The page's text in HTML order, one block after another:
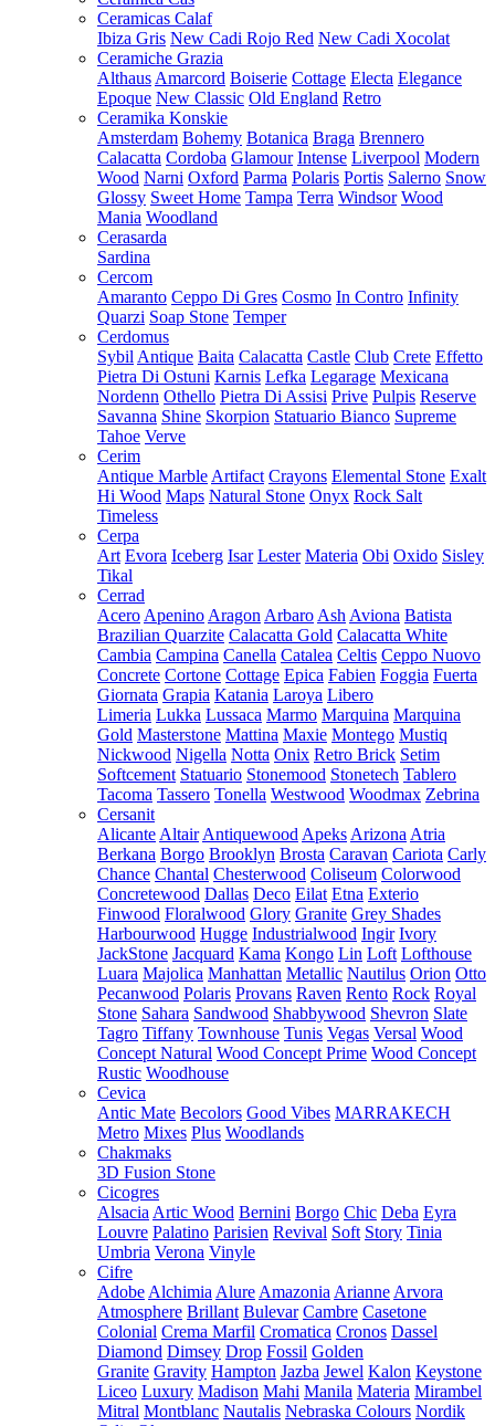
Ceramicas Calaf
Ibiza Gris New Cadi Rojo Red New Cadi Xocolat
Ceramiche Grazia
Althaus Amarcord Boiserie Cottage Electa Elegance
Epoque New Classic Old England Retro
Ceramika Konskie
Amsterdam Bohemy Botanica Braga Brennero
Calacatta Cordoba Glamour Intense Liverpool Modern
Wood Narni Oxford Parma Polaris Portis Salerno Snow
Glossy Sweet Home Tampa Terra Windsor Wood
Mania Woodland
Cerasarda
Sardina
Cercom
Amaranto Ceppo Di Gres Cosmo In Contro Infinity
Quarzi Soap Stone Temper
Cerdomus
Sybil Antique Baita Calacatta Castle Club Crete Effetto
Pietra Di Ostuni Karnis Lefka Legarage Mexicana
Nordenn Othello Pietra Di Assisi Prive Pulpis Reserve
Savanna Shine Skorpion Statuario Bianco Supreme
Tahoe Verve
Cerim
Antique Marble Artifact Crayons Elemental Stone Exalt
Hi Wood Maps Natural Stone Onyx Rock Salt
Timeless
Cerpa
Art Evora Iceberg Isar Lester Materia Obi Oxido Sisley
Tikal
Cerrad
Acero Apenino Aragon Arbaro Ash Aviona Batista
Brazilian Quarzite Calacatta Gold Calacatta White
Cambia Campina Canella Catalea Celtis Ceppo Nuovo
Concrete Cortone Cottage Epica Fabien Foggia Fuerta
Giornata Grapia Katania Laroya Libero
Limeria Lukka Lussaca Marmo Marquina Marquina
Gold Masterstone Mattina Maxie Montego Mustiq
Nickwood Nigella Notta Onix Retro Brick Setim
Softcement Statuario Stonemood Stonetech Tablero
Tacoma Tassero Tonella Westwood Woodmax Zebrina
Cersanit
Alicante Altair Antiquewood Apeks Arizona Atria
Berkana Borgo Brooklyn Brosta Caravan Cariota Carly
Chance Chantal Chesterwood Coliseum Colorwood
Concretewood Dallas Deco Eilat Etna Exterio
Finwood Floralwood Glory Granite Grey Shades
Harbourwood Hugge Industrialwood Ingir Ivory
JackStone Jacquard Kama Kongo Lin Loft Lofthouse
Luara Majolica Manhattan Metallic Nautilus Orion Otto
Pecanwood Polaris Provans Raven Rento Rock Royal
Stone Sahara Sandwood Shabbywood Shevron Slate
Tagro Tiffany Townhouse Tunis Vegas Versal Wood
Concept Natural Wood Concept Prime Wood Concept
Rustic Woodhouse
Cevica
Antic Mate Becolors Good Vibes MARRAKECH
Metro Mixes Plus Woodlands
Chakmaks
3D Fusion Stone
Cicogres
Alsacia Artic Wood Bernini Borgo Chic Deba Eyra
Louvre Palatino Parisien Revival Soft Story Tinia
Umbria Verona Vinyle
Cifre
Adobe Alchimia Alure Amazonia Arianne Arvora
Atmosphere Brillant Bulevar Cambre Casetone
Colonial Crema Marfil Cromatica Cronos Dassel
Diamond Dimsey Drop Fossil Golden
Granite Gravity Hampton Jazba Jewel Kalon Keystone
Liceo Luxury Madison Mahi Manila Materia Mirambel
Mitral Montblanc Nautalis Nebraska Colours Nordik